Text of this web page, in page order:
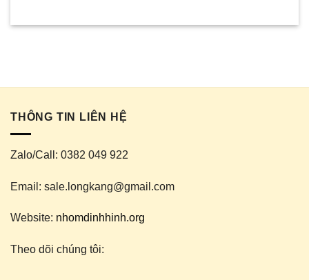
THÔNG TIN LIÊN HỆ
Zalo/Call: 0382 049 922
Email: sale.longkang@gmail.com
Website: nhomdinhhinh.org
Theo dõi chúng tôi: